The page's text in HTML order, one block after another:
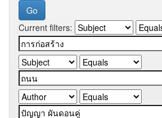
Current filters: